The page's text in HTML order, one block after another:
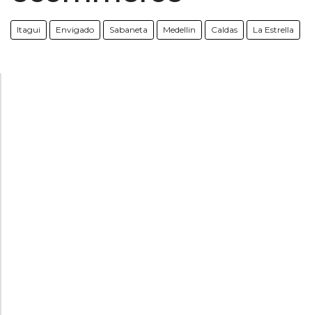
Itagui Envigado Sabaneta Medellin Caldas La Estrella